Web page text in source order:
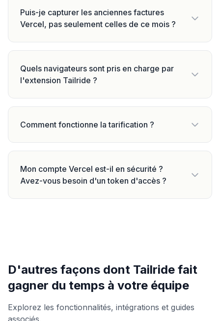
Puis-je capturer les anciennes factures
Vercel, pas seulement celles de ce mois ?
Quels navigateurs sont pris en charge par
l'extension Tailride ?
Comment fonctionne la tarification ?
Mon compte Vercel est-il en sécurité ?
Avez-vous besoin d'un token d'accès ?
D'autres façons dont Tailride fait
gagner du temps à votre équipe
Explorez les fonctionnalités, intégrations et guides
associés.